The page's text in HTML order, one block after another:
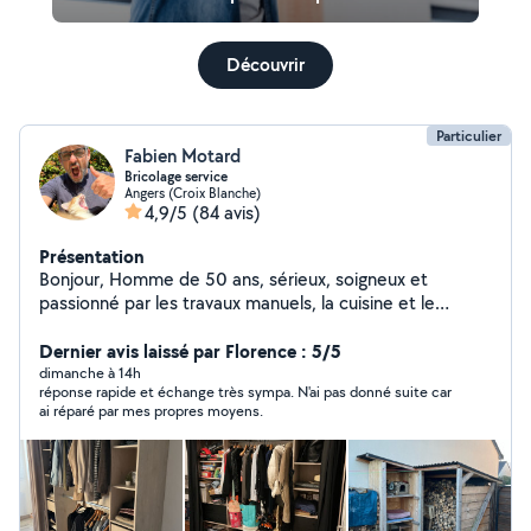
Découvrir
Particulier
Fabien Motard
Bricolage service
Angers (Croix Blanche)
4,9/5 (84 avis)
Présentation
Bonjour, Homme de 50 ans, sérieux, soigneux et
passionné par les travaux manuels, la cuisine et le
d'aménagement intérieur et extérieur, que ce soit pour
des besoins ponctuels ou des projets plus importants.
Prestations proposées : Montage de meubles en kit.
Réfection de salle de bain Montage et création d'abris
de jardin et de pergolas Divers travaux d'aménagement
et d'amélioration de l'habitat (luminaires, rideaux,
étagères. Possibilité d'intervenir à 2 avec mon beau
frère, expérimenté lui aussi, afin de réaliser plus
Dernier avis laissé par Florence : 5/5
dimanche à 14h
réponse rapide et échange très sympa. N'ai pas donné suite car
ai réparé par mes propres moyens.